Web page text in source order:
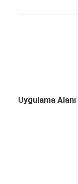
Uygulama Alanı